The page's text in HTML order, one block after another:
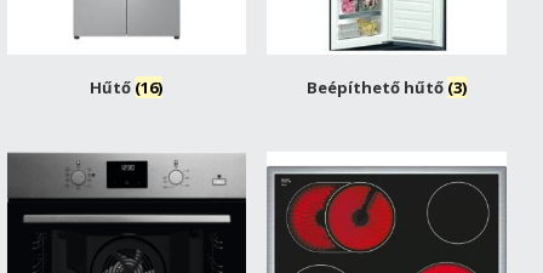
Hűtő (16) Beépíthető hűtő (3)